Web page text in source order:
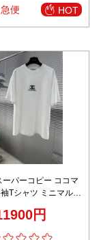
便 HOT
ーパーコピー ココマ
Tシャツ ミニマルデ
円